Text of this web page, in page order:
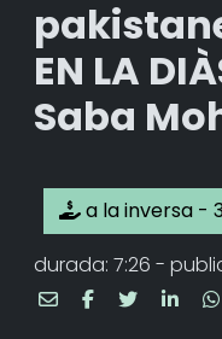
EN LA
Saba
a la inversa -
durada: 7:26 -